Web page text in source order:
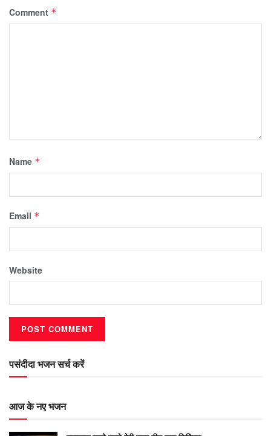
Comment *
Name *
Email *
Website
पसंदीदा भजन सर्च करें
आज के नए भजन